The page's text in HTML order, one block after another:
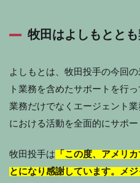
牧田はよしもとと
よしもとは、牧田投手の今回
ト業務を含めたサポートを行
業務だけでなくエージェント
における活動を全面的にサポー
牧田投手は 「この度、アメリ
とになり感謝しています。メ